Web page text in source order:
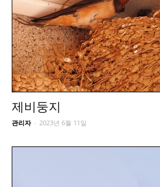
제비둥지
관리자 - 2023년 6월 11일